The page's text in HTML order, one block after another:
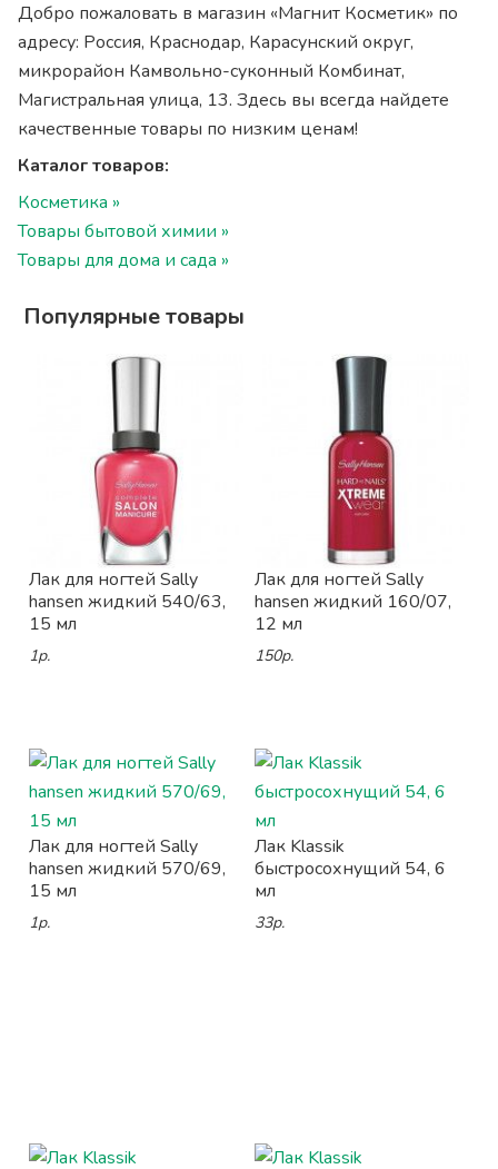
Добро пожаловать в магазин «Магнит Косметик» по
адресу: Россия, Краснодар, Карасунский округ,
микрорайон Камвольно-суконный Комбинат,
Магистральная улица, 13. Здесь вы всегда найдете
качественные товары по низким ценам!
Каталог товаров:
Косметика »
Товары бытовой химии »
Товары для дома и сада »
Популярные товары
Лак для ногтей Sally
hansen жидкий 540/63,
15 мл
1р.
Лак для ногтей Sally
hansen жидкий 160/07,
12 мл
150р.
Лак для ногтей Sally
hansen жидкий 570/69,
15 мл
1р.
Лак Klassik
быстросохнущий 54, 6
мл
33р.